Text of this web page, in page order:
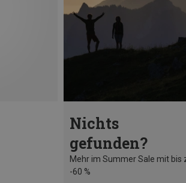
Nichts
gefunden?
Mehr im Summer Sale mit bis
-60 %